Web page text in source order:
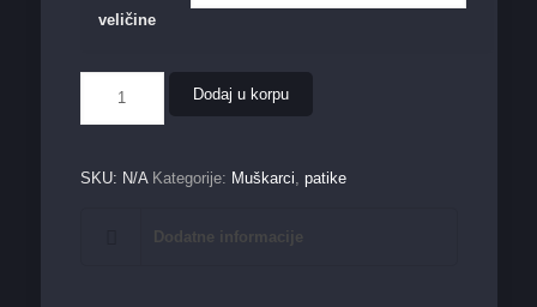
veličine
patika
801
Dodaj u korpu
SKU: N/A Kategorije: Muškarci patike
Dodatne informacije